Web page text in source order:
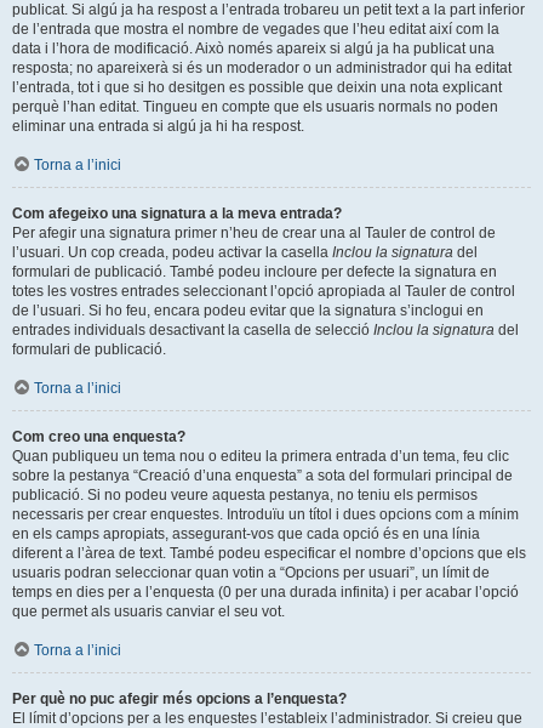
publicat. Si algú ja ha respost a l’entrada trobareu un petit text a la part inferior
de l’entrada que mostra el nombre de vegades que l’heu editat així com la
data i l’hora de modificació. Això només apareix si algú ja ha publicat una
resposta; no apareixerà si és un moderador o un administrador qui ha editat
l’entrada, tot i que si ho desitgen es possible que deixin una nota explicant
perquè l’han editat. Tingueu en compte que els usuaris normals no poden
eliminar una entrada si algú ja hi ha respost.
Torna a l’inici
Com afegeixo una signatura a la meva entrada?
Per afegir una signatura primer n’heu de crear una al Tauler de control de
l’usuari. Un cop creada, podeu activar la casella Inclou la signatura del
formulari de publicació. També podeu incloure per defecte la signatura en
totes les vostres entrades seleccionant l’opció apropiada al Tauler de control
de l’usuari. Si ho feu, encara podeu evitar que la signatura s’inclogui en
entrades individuals desactivant la casella de selecció Inclou la signatura del
formulari de publicació.
Torna a l’inici
Com creo una enquesta?
Quan publiqueu un tema nou o editeu la primera entrada d’un tema, feu clic
sobre la pestanya “Creació d’una enquesta” a sota del formulari principal de
publicació. Si no podeu veure aquesta pestanya, no teniu els permisos
necessaris per crear enquestes. Introduïu un títol i dues opcions com a mínim
en els camps apropiats, assegurant-vos que cada opció és en una línia
diferent a l’àrea de text. També podeu especificar el nombre d’opcions que els
usuaris podran seleccionar quan votin a “Opcions per usuari”, un límit de
temps en dies per a l’enquesta (0 per una durada infinita) i per acabar l’opció
que permet als usuaris canviar el seu vot.
Torna a l’inici
Per què no puc afegir més opcions a l’enquesta?
El límit d’opcions per a les enquestes l’estableix l’administrador. Si creieu que